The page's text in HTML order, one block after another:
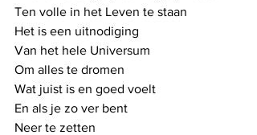
Ten volle in het Leven te staan
Het is een uitnodiging
Van het hele Universum
Om alles te dromen
Wat juist is en goed voelt
En als je zo ver bent
Neer te zetten